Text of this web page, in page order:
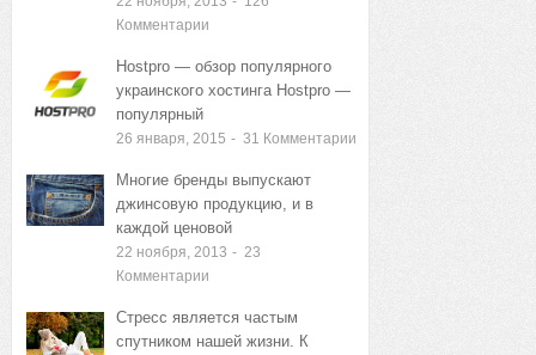
Комментарии
Hostpro — обзор популярного
украинского хостинга Hostpro —
популярный
26 января, 2015 - 31 Комментарии
Многие бренды выпускают
джинсовую продукцию, и в
каждой ценовой
22 ноября, 2013 - 23
Комментарии
Стресс является частым
спутником нашей жизни. К